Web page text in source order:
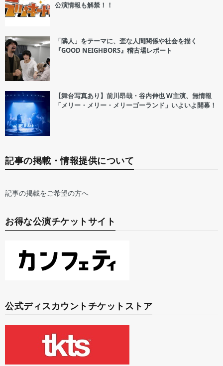
公演情報も解禁！！
「隣人」をテーマに、歪な人間関係や社会を描く
『GOOD NEIGHBORS』稽古場レポート
【舞台写真あり】前川昂哉・谷内伸也 W主演、無情報
「メリー・メリー・メリーゴーランド」いよいよ開幕！
記事の掲載・情報提供について
記事の掲載をご希望の方へ
お得な公演チケットサイト
公式ディスカウントチケットストア